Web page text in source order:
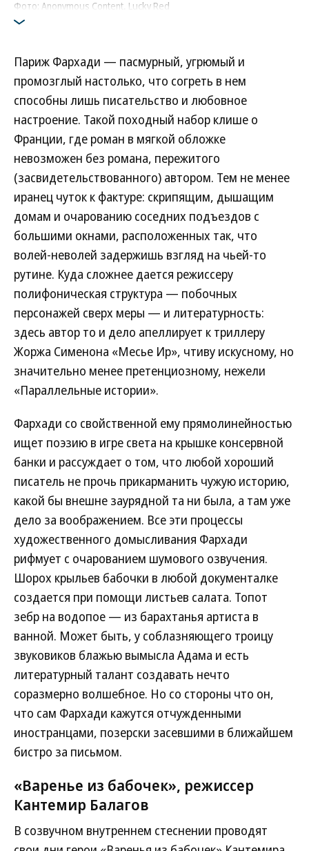
Фото: Anonymous Content, Lucky Red
Париж Фархади — пасмурный, угрюмый и
промозглый настолько, что согреть в нем
способны лишь писательство и любовное
настроение. Такой походный набор клише о
Франции, где роман в мягкой обложке
невозможен без романа, пережитого
(засвидетельствованного) автором. Тем не менее
иранец чуток к фактуре: скрипящим, дышащим
домам и очарованию соседних подъездов с
большими окнами, расположенных так, что
волей-неволей задержишь взгляд на чьей-то
рутине. Куда сложнее дается режиссеру
полифоническая структура — побочных
персонажей сверх меры — и литературность:
здесь автор то и дело апеллирует к триллеру
Жоржа Сименона «Месье Ир», чтиву искусному, но
значительно менее претенциозному, нежели
«Параллельные истории».
Фархади со свойственной ему прямолинейностью
ищет поэзию в игре света на крышке консервной
банки и рассуждает о том, что любой хороший
писатель не прочь прикарманить чужую историю,
какой бы внешне заурядной та ни была, а там уже
дело за воображением. Все эти процессы
художественного домысливания Фархади
рифмует с очарованием шумового озвучения.
Шорох крыльев бабочки в любой документалке
создается при помощи листьев салата. Топот
зебр на водопое — из барахтанья артиста в
ванной. Может быть, у соблазняющего троицу
звуковиков блажью вымысла Адама и есть
литературный талант создавать нечто
соразмерно волшебное. Но со стороны что он,
что сам Фархади кажутся отчужденными
иностранцами, позерски засевшими в ближайшем
бистро за письмом.
«Варенье из бабочек», режиссер
Кантемир Балагов
В созвучном внутреннем стеснении проводят